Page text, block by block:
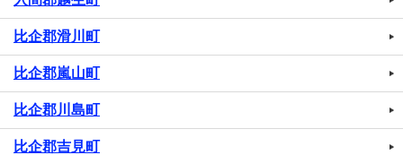
比企郡滑川町
比企郡嵐山町
比企郡川島町
比企郡吉見町